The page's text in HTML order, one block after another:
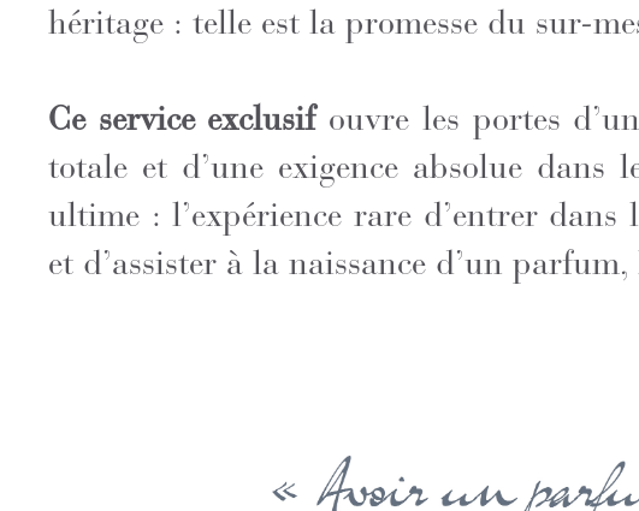
héritage : telle est la promesse du sur-
Ce service exclusif ouvre les portes
totale et d’une exigence absolue
ultime : l’expérience rare d’entrer
et d’assister à la naissance d’un